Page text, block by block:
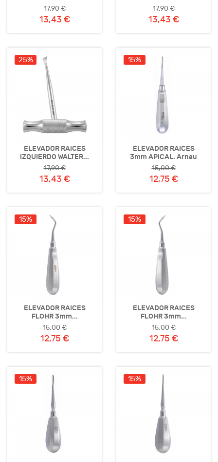
17,90 €
13,43 €
17,90 €
13,43 €
25%
ELEVADOR RAICES
IZQUIERDO WALTER...
17,90 €
13,43 €
15%
ELEVADOR RAICES
3mm APICAL. Arnau
15,00 €
12,75 €
15%
ELEVADOR RAICES
FLOHR 3mm...
15,00 €
12,75 €
15%
ELEVADOR RAICES
FLOHR 3mm...
15,00 €
12,75 €
15% 15%